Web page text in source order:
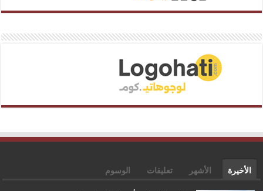
الأخيرة الأشهر تعليقات الوسوم